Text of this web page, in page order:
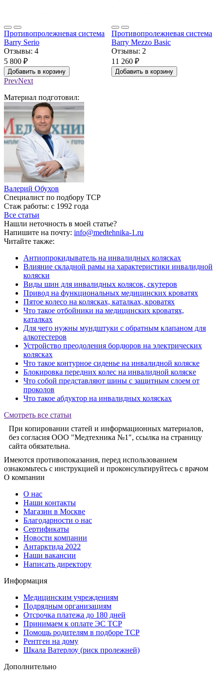
Противопролежневая система
Barry Serio
Отзывы: 4
5 800 ₽
Добавить в корзину
Противопролежневая система
Barry Mezzo Basic
Отзывы: 2
11 260 ₽
Добавить в корзину
PrevNext
Материал подготовил:
Валерий Обухов
Специалист по подбору ТСР
Стаж работы: с 1992 года
Все статьи
Нашли неточность в моей статье?
Напишите на почту: info@medtehnika-1.ru
Читайте также:
Антиопрокидыватель на инвалидных колясках
Влияние складной рамы на характеристики инвалидной
коляски
Виды шин для инвалидных колясок, скутеров
Привод на функциональных медицинских кроватях
Пятое колесо на колясках, каталках, кроватях
Что такое отбойники на медицинских кроватях,
каталках
Для чего нужны мундштуки с обратным клапаном для
алкотестеров
Устройство преодоления бордюров на электрических
колясках
Что такое контурное сиденье на инвалидной коляске
Блокировка передних колес на инвалидной коляске
Что собой представляют шины с защитным слоем от
проколов
Что такое абдуктор на инвалидных колясках
Смотреть все статьи
При копировании статей и информационных материалов,
без согласия ООО "Медтехника №1", ссылка на страницу
сайта обязательна.
Имеются противопоказания, перед использованием
ознакомьтесь с инструкцией и проконсультируйтесь с врачом
О компании
О нас
Наши контакты
Магазин в Москве
Благодарности о нас
Сертификаты
Новости компании
Антарктида 2022
Наши вакансии
Написать директору
Информация
Медицинским учреждениям
Подрядным организациям
Отсрочка платежа до 180 дней
Принимаем к оплате ЭС ТСР
Помощь родителям в подборе ТСР
Рентген на дому
Шкала Ватерлоу (риск пролежней)
Дополнительно